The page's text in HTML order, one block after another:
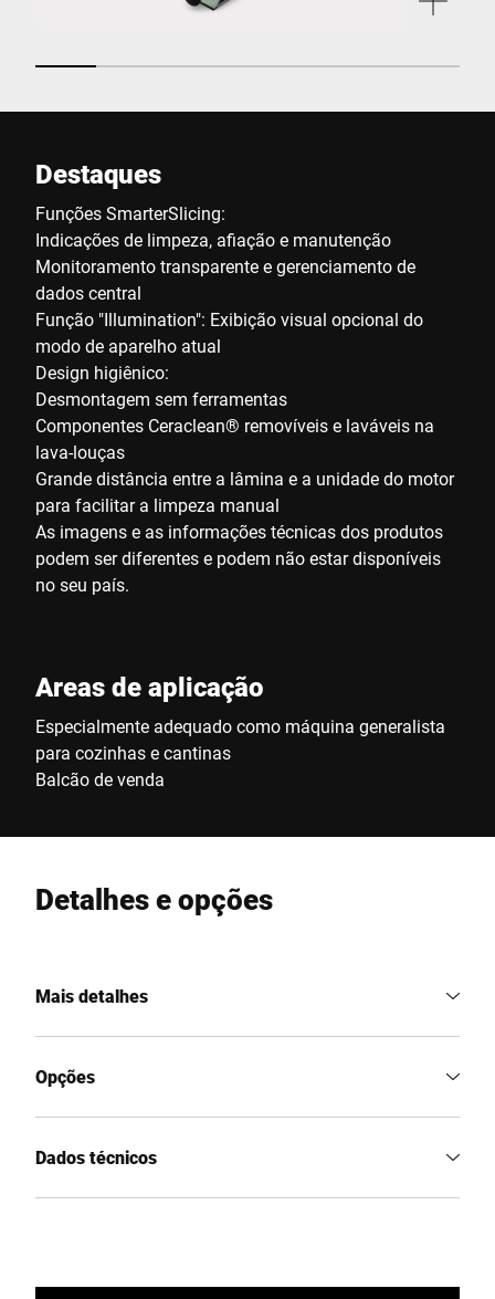
Destaques
Funções SmarterSlicing:
Indicações de limpeza, afiação e manutenção
Monitoramento transparente e gerenciamento de
dados central
Função "Illumination": Exibição visual opcional do
modo de aparelho atual
Design higiênico:
Desmontagem sem ferramentas
Componentes Ceraclean® removíveis e laváveis na
lava-louças
Grande distância entre a lâmina e a unidade do motor
para facilitar a limpeza manual
As imagens e as informações técnicas dos produtos
podem ser diferentes e podem não estar disponíveis
no seu país.
Areas de aplicação
Especialmente adequado como máquina generalista
para cozinhas e cantinas
Balcão de venda
Detalhes e opções
Mais detalhes
Opções
Dados técnicos